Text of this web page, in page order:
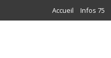
Accueil Infos 75